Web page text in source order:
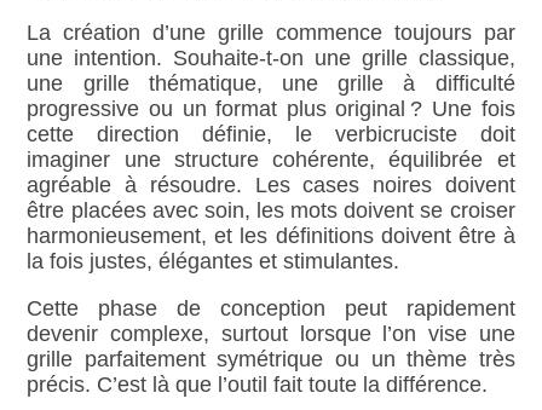
La création d’une grille commence toujours par
une intention. Souhaite‑t‑on une grille classique,
une grille thématique, une grille à difficulté
progressive ou un format plus original ? Une fois
cette direction définie, le verbicruciste doit
imaginer une structure cohérente, équilibrée et
agréable à résoudre. Les cases noires doivent
être placées avec soin, les mots doivent se croiser
harmonieusement, et les définitions doivent être à
la fois justes, élégantes et stimulantes.
Cette phase de conception peut rapidement
devenir complexe, surtout lorsque l’on vise une
grille parfaitement symétrique ou un thème très
précis. C’est là que l’outil fait toute la différence.